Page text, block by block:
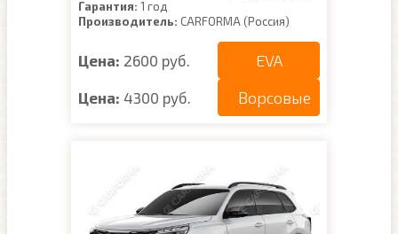
Гарантия: 1 год
Производитель: CARFORMA (Россия)
Цена: 2600 руб. EVA
Цена: 4300 руб. Ворсовые